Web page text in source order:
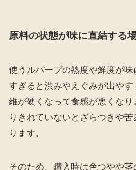
原料の状態が味に直結する
使うルバーブの熟度や鮮度が
すぎると渋みやえぐみが出やす
維が硬くなって食感が悪くなり
りきれていないとざらつきや
ります。
そのため、購入時は色つやや